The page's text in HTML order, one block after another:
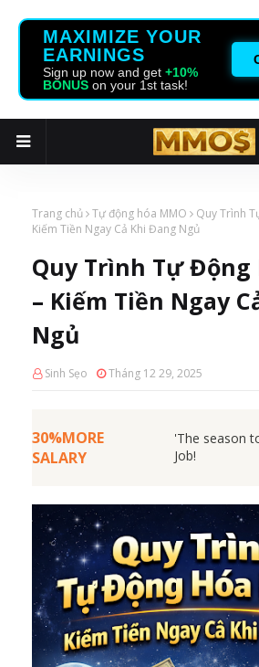
MAXIMIZE YOUR
EARNINGS
Sign up now and get +10%
BONUS on your 1st task!
Trang chủ Tự động hóa MMO
Quy Trình
Kiếm Tiền Ngay Cả Khi Đang Ngủ
Quy Trình Tự Động
– Kiếm Tiền Ngay
Ngủ
Sinh Sẹo Tháng 12 29, 2025
30%MORE
SALARY
'The season
Job!